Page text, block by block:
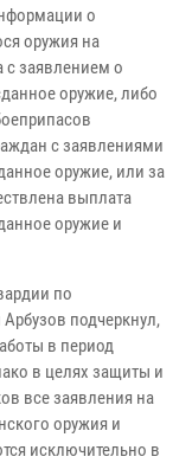
о
оружия на
с заявлением о
оружие, либо
с заявлениями
оружие, или за
выплата
оружие и
по
подчеркнул,
в период
в целях защиты и
все заявления на
оружия и
исключительно в